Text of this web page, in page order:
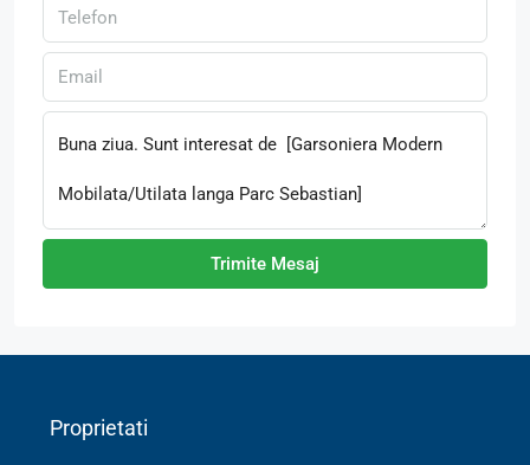
Trimite Mesaj
Proprietati